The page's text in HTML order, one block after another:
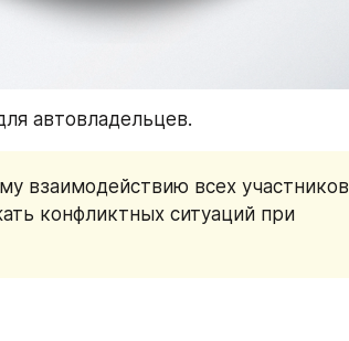
автовладельцев.
взаимодействию всех участников
конфликтных ситуаций при